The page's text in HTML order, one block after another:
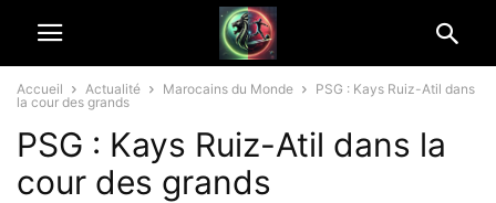
Accueil Actualité Marocains du Monde
PSG : Kays Ruiz-Atil dans
la cour des grands
PSG : Kays Ruiz-Atil dans la
cour des grands